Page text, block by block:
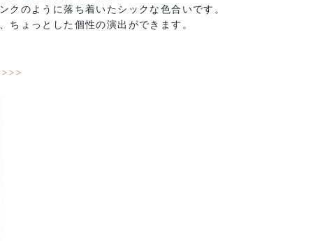
のように落ち着いたシックな色合いです。
ょっとした個性の演出ができます。